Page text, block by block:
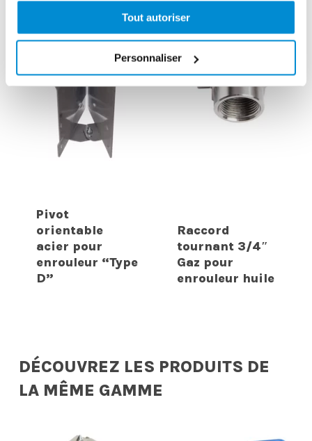
Tout autoriser
Personnaliser
Pivot
orientable
acier pour
enrouleur “Type
D”
Raccord
tournant 3/4″
Gaz pour
enrouleur huile
DÉCOUVREZ LES PRODUITS DE
LA MÊME GAMME